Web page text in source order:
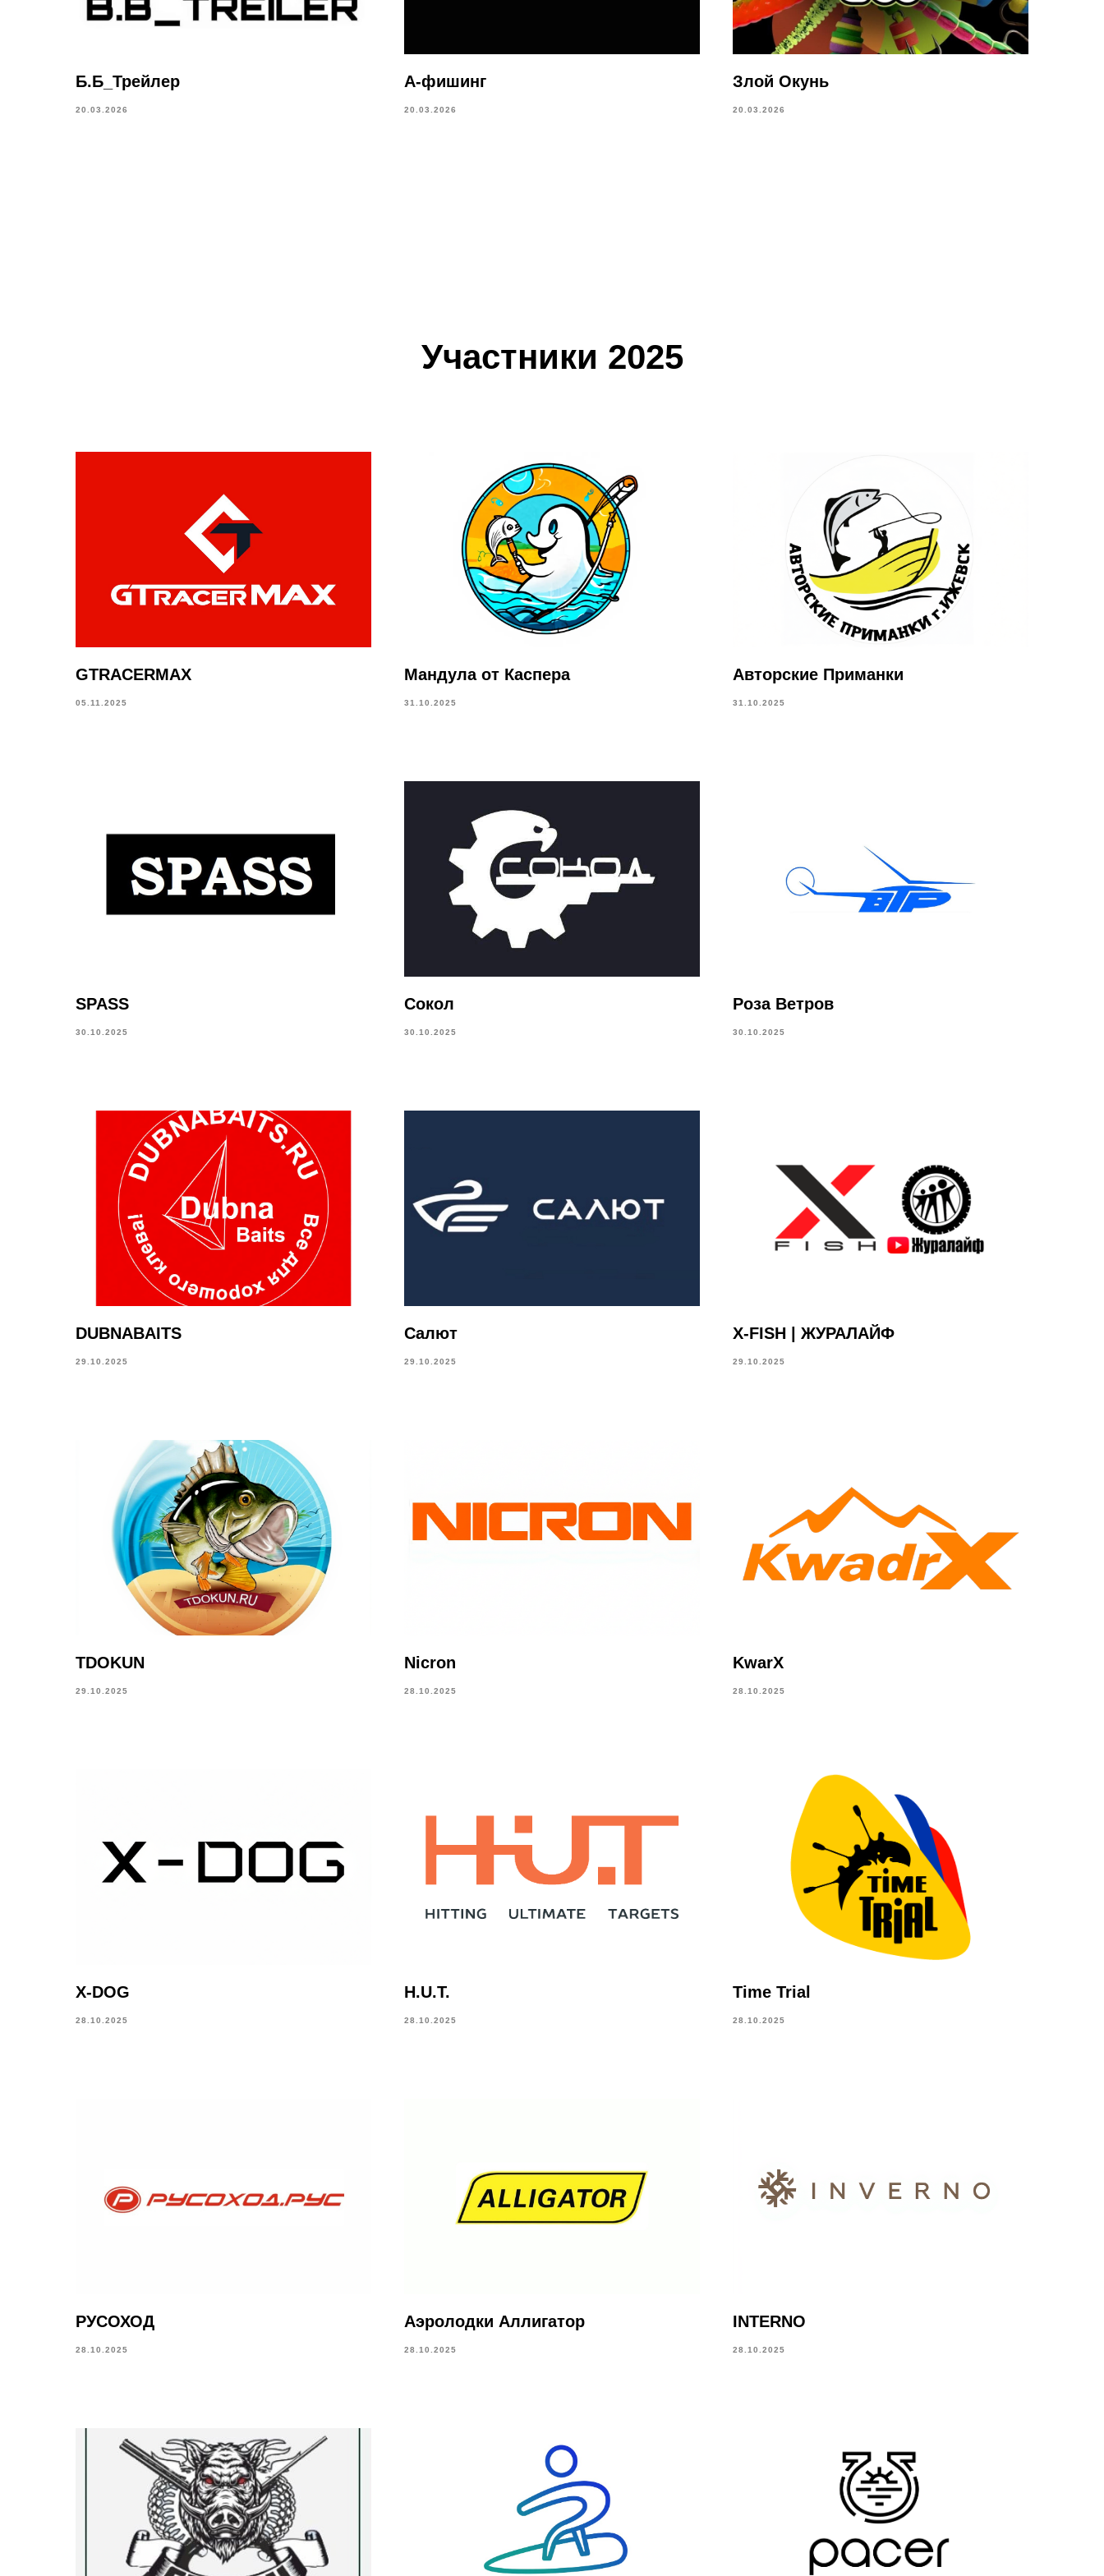
Б.Б_Трейлер
20.03.2026
А-фишинг
20.03.2026
Злой Окунь
20.03.2026
Участники 2025
GTRACERMAX
05.11.2025
Мандула от Каспера
31.10.2025
Авторские Приманки
31.10.2025
SPASS
30.10.2025
Сокол
30.10.2025
Роза Ветров
30.10.2025
DUBNABAITS
29.10.2025
Салют
29.10.2025
X-FISH | ЖУРАЛАЙФ
29.10.2025
TDOKUN
29.10.2025
Nicron
28.10.2025
KwarX
28.10.2025
X-DOG
28.10.2025
H.U.T.
28.10.2025
Time Trial
28.10.2025
РУСОХОД
28.10.2025
Аэролодки Аллигатор
28.10.2025
INTERNO
28.10.2025